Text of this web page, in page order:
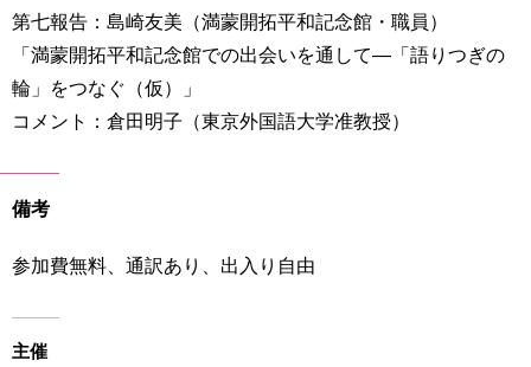
第七報告：島崎友美（満蒙開拓平和記念館・職員）
「満蒙開拓平和記念館での出会いを通して―「語りつぎの
輪」をつなぐ（仮）」
コメント：倉田明子（東京外国語大学准教授）
備考
参加費無料、通訳あり、出入り自由
主催